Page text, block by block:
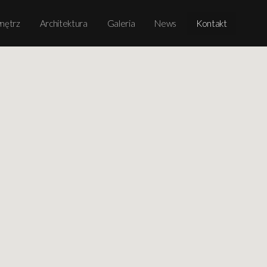
Architektura Galeria News Kontakt